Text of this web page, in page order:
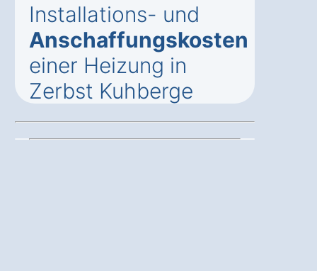
Installations- und
Anschaffungskosten
einer Heizung in
Zerbst Kuhberge